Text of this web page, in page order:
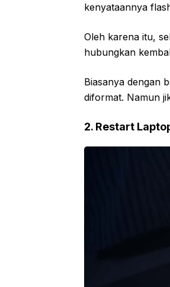
kenyataannya
Oleh karena itu,
hubungkan
Biasanya dengan
diformat. Namun
2. Restart